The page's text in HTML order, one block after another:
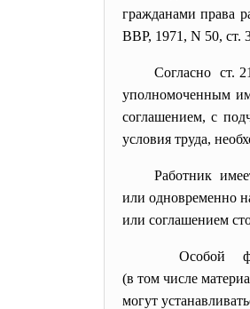
гражданами права
ВВР, 1971, N 50, ст.
Согласно ст.
уполномоченным им
соглашением, с
условия труда,
Работник
или одновременно
или соглашением
Особой
(в том числе
могут